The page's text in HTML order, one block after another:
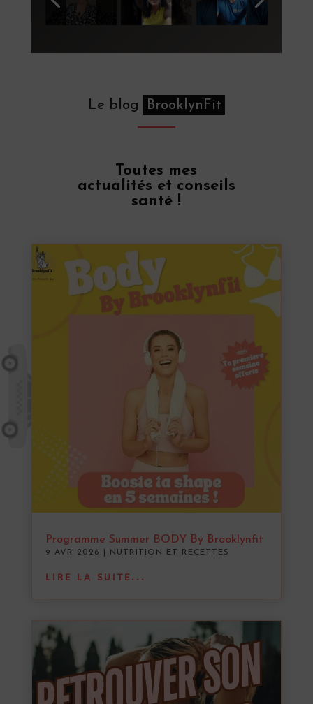
Le blog BrooklynFit
Toutes mes
actualités et conseils
santé !
Programme Summer BODY By Brooklynfit
9 AVR 2026 NUTRITION ET RECETTES
LIRE LA SUITE...